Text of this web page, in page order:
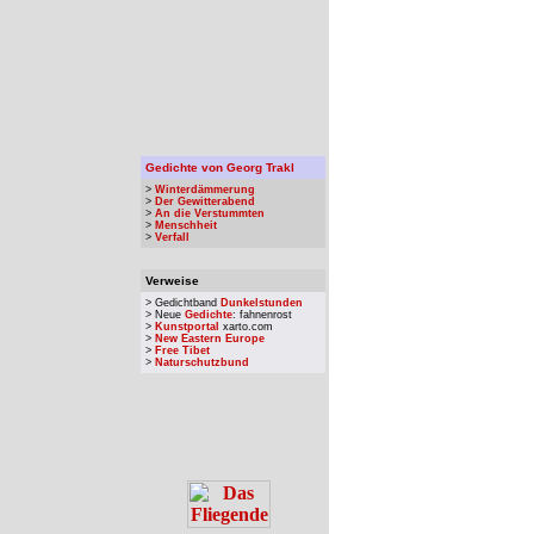
Gedichte von Georg Trakl
> Winterdämmerung
> Der Gewitterabend
> An die Verstummten
> Menschheit
> Verfall
Verweise
> Gedichtband Dunkelstunden
> Neue Gedichte: fahnenrost
> Kunstportal xarto.com
> New Eastern Europe
> Free Tibet
> Naturschutzbund